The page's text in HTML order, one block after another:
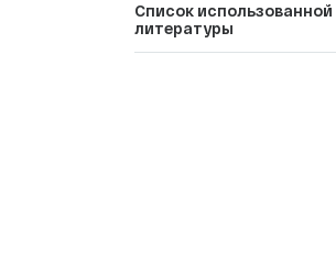
Список использованной
литературы